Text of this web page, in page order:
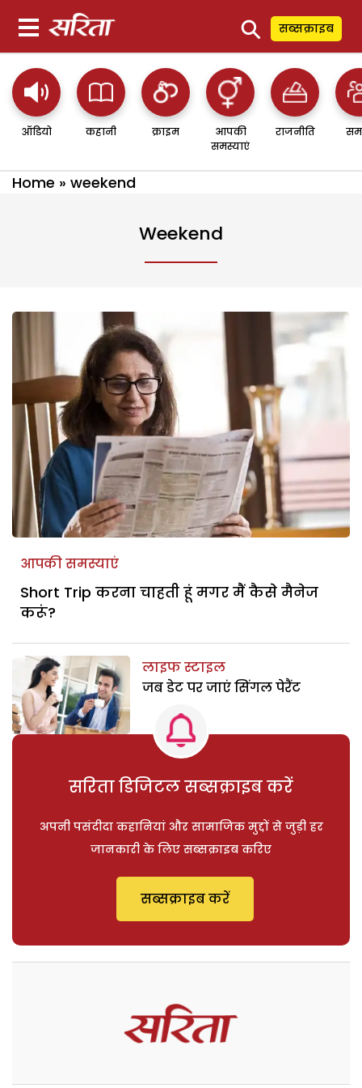
⚲ सब्सक्राइब
ऑडियो कहानी क्राइम
आपकी
समस्याएं
राजनीति
Home » weekend
Weekend
आपकी समस्याएं
Short Trip करना चाहती हूं मगर मैं कैसे मैनेज
करूं?
लाइफ स्टाइल
जब डेट पर जाएं सिंगल पेरैंट
सरिता डिजिटल सब्सक्राइब करें
अपनी पसंदीदा कहानियां और सामाजिक मुद्दों से जुड़ी हर
जानकारी के लिए सब्सक्राइब करिए
सब्सक्राइब करें